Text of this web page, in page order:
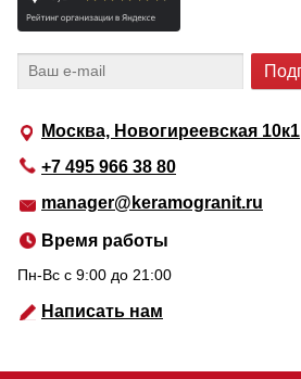
Москва, Новогиреевская 10к1
+7 495 966 38 80
manager@keramogranit.ru
Время работы
Пн-Вс c 9:00 до 21:00
Написать нам